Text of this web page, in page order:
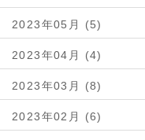
2023年05月 (5)
2023年04月 (4)
2023年03月 (8)
2023年02月 (6)